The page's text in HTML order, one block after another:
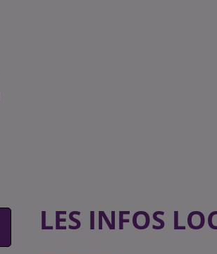
LES INFOS